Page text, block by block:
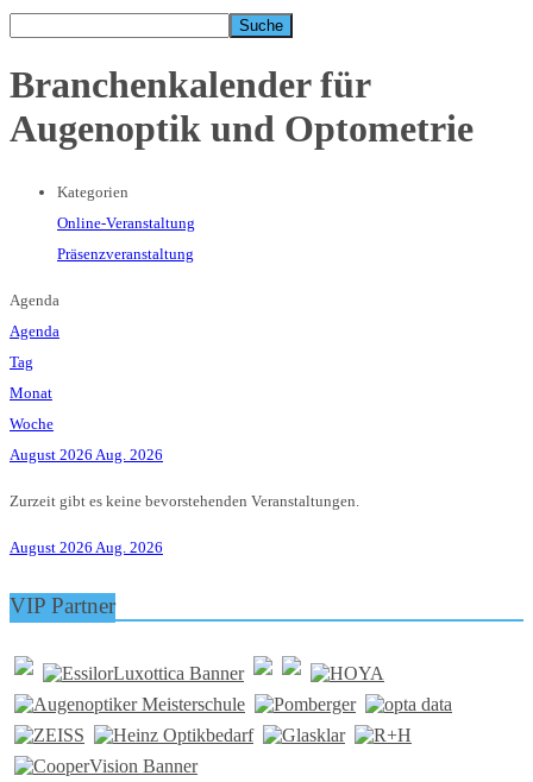
Branchenkalender für
Augenoptik und Optometrie
Kategorien
Online-Veranstaltung
Präsenzveranstaltung
Agenda
Agenda
Tag
Monat
Woche
August 2026 Aug. 2026
Zurzeit gibt es keine bevorstehenden Veranstaltungen.
August 2026 Aug. 2026
VIP Partner